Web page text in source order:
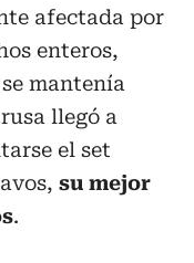
afectada por
enteros,
mantenía
llegó a
el set
su mejor
.